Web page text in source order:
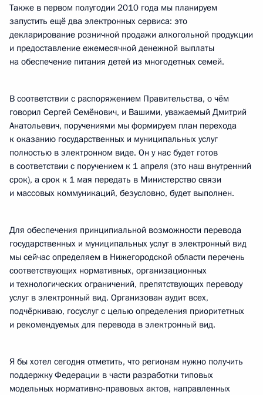
Также в первом полугодии 2010 года мы планируем
запустить ещё два электронных сервиса: это
декларирование розничной продажи алкогольной продукции
и предоставление ежемесячной денежной выплаты
на обеспечение питания детей из многодетных семей.
В соответствии с распоряжением Правительства, о чём
говорил Сергей Семёнович, и Вашими, уважаемый Дмитрий
Анатольевич, поручениями мы формируем план перехода
к оказанию государственных и муниципальных услуг
полностью в электронном виде. Он у нас будет готов
в соответствии с поручением к 1 апреля (это наш внутренний
срок), а срок к 1 мая передать в Министерство связи
и массовых коммуникаций, безусловно, будет выполнен.
Для обеспечения принципиальной возможности перевода
государственных и муниципальных услуг в электронный вид
мы сейчас определяем в Нижегородской области перечень
соответствующих нормативных, организационных
и технологических ограничений, препятствующих переводу
услуг в электронный вид. Организован аудит всех,
подчёркиваю, госуслуг с целью определения приоритетных
и рекомендуемых для перевода в электронный вид.
Я бы хотел сегодня отметить, что регионам нужно получить
поддержку Федерации в части разработки типовых
модельных нормативно-правовых актов, направленных